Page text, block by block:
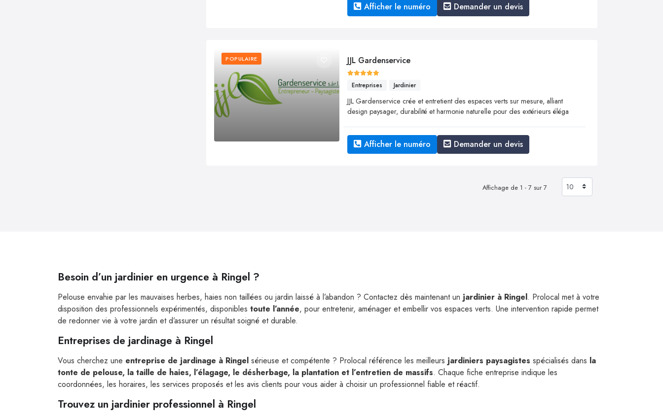
Afficher le numéro Demander un devis
POPULAIRE JJL Gardenservice
Entreprises Jardinier
JJL Gardenservice crée et entretient des espaces verts sur mesure, alliant
design paysager, durabilité et harmonie naturelle pour des extérieurs éléga
Afficher le numéro Demander un devis
Affichage de 1 - 7 sur 7
Besoin d’un jardinier en urgence à Ringel ?
Pelouse envahie par les mauvaises herbes, haies non taillées ou jardin laissé à l’abandon ? Contactez dès maintenant un jardinier à Ringel. Prolocal met à votre
disposition des professionnels expérimentés, disponibles toute l’année, pour entretenir, aménager et embellir vos espaces verts. Une intervention rapide permet
de redonner vie à votre jardin et d’assurer un résultat soigné et durable.
Entreprises de jardinage à Ringel
Vous cherchez une entreprise de jardinage à Ringel sérieuse et compétente ? Prolocal référence les meilleurs jardiniers paysagistes spécialisés dans la
tonte de pelouse, la taille de haies, l’élagage, le désherbage, la plantation et l’entretien de massifs. Chaque fiche entreprise indique les
coordonnées, les horaires, les services proposés et les avis clients pour vous aider à choisir un professionnel fiable et réactif.
Trouvez un jardinier professionnel à Ringel